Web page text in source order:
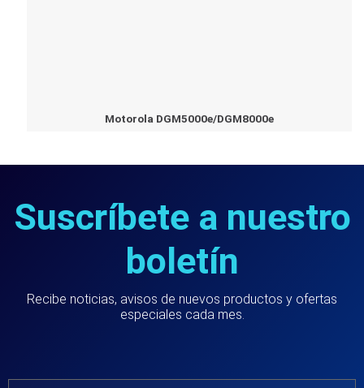
Motorola DGM5000e/DGM8000e
Suscríbete a nuestro
boletín
Recibe noticias, avisos de nuevos productos y ofertas
especiales cada mes.